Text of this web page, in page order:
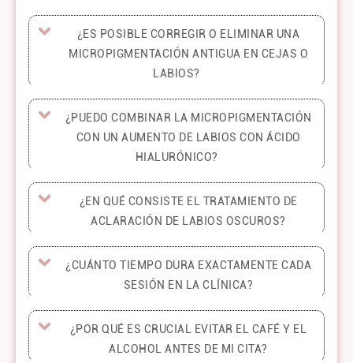
¿ES POSIBLE CORREGIR O ELIMINAR UNA
MICROPIGMENTACIÓN ANTIGUA EN CEJAS O
LABIOS?
¿PUEDO COMBINAR LA MICROPIGMENTACIÓN
CON UN AUMENTO DE LABIOS CON ÁCIDO
HIALURÓNICO?
¿EN QUÉ CONSISTE EL TRATAMIENTO DE
ACLARACIÓN DE LABIOS OSCUROS?
¿CUÁNTO TIEMPO DURA EXACTAMENTE CADA
SESIÓN EN LA CLÍNICA?
¿POR QUÉ ES CRUCIAL EVITAR EL CAFÉ Y EL
ALCOHOL ANTES DE MI CITA?